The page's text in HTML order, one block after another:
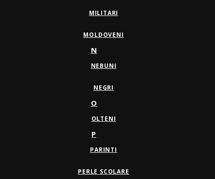
MILITARI
MOLDOVENI
N
NEBUNI
NEGRI
O
OLTENI
P
PARINTI
PERLE SCOLARE